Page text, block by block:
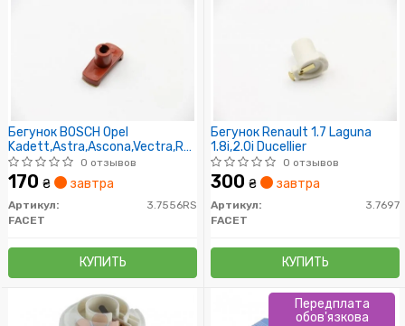
Бегунок BOSCH Opel
Kadett,Astra,Ascona,Vectra,Record
1.4NV,1.6S,1.8S,E,NE
0 отзывов
170 ₴ завтра
Артикул:
3.7556RS
FACET
КУПИТЬ
Бегунок Renault 1.7 Laguna
1.8i,2.0i Ducellier
0 отзывов
300 ₴ завтра
Артикул:
3.7697
FACET
КУПИТЬ
Передплата
обов'язкова